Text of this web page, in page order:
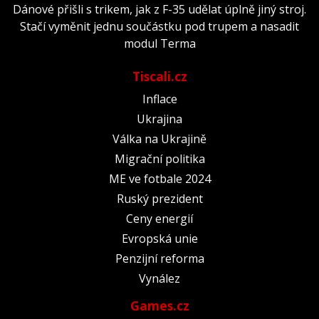
Dánové přišli s trikem, jak z F-35 udělat úplně jiný stroj.
Stačí vyměnit jednu součástku pod trupem a nasadit
modul Terma
Tiscali.cz
Inflace
Ukrajina
Válka na Ukrajině
Migrační politika
ME ve fotbale 2024
Ruský prezident
Ceny energií
Evropská unie
Penzijní reforma
Vynález
Games.cz